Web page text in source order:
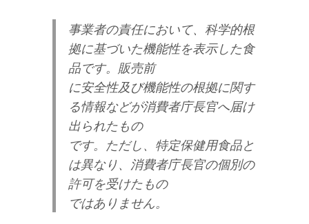
事業者の責任において、科学的根
拠に基づいた機能性を表示した食
品です。販売前
に安全性及び機能性の根拠に関す
る情報などが消費者庁長官へ届け
出られたもの
です。ただし、特定保健用食品と
は異なり、消費者庁長官の個別の
許可を受けたもの
ではありません。